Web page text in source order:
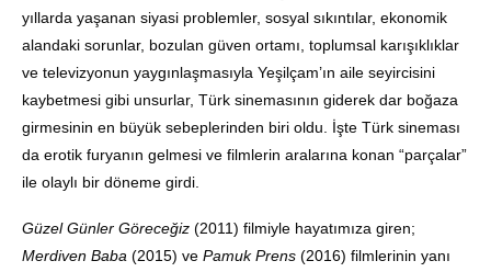
yıllarda yaşanan siyasi problemler, sosyal sıkıntılar, ekonomik
alandaki sorunlar, bozulan güven ortamı, toplumsal karışıklıklar
ve televizyonun yaygınlaşmasıyla Yeşilçam’ın aile seyircisini
kaybetmesi gibi unsurlar, Türk sinemasının giderek dar boğaza
girmesinin en büyük sebeplerinden biri oldu. İşte Türk sineması
da erotik furyanın gelmesi ve filmlerin aralarına konan “parçalar”
ile olaylı bir döneme girdi.
Güzel Günler Göreceğiz (2011) filmiyle hayatımıza giren;
Merdiven Baba (2015) ve Pamuk Prens (2016) filmlerinin yanı